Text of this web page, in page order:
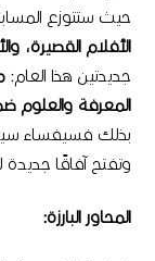
حيث ستتوزع
الأفلام القصيرة،
جديدتين هذا العام:
المعرفة والعلوم
بذلك فسيفساء
وتفتح آفاقًا جديدة
المحاور البارزة: